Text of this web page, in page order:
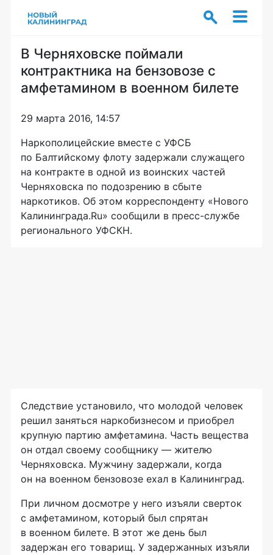
В Черняховске поймали
контрактника на бензовозе с
амфетамином в военном билете
29 марта 2016, 14:57
Наркополицейские вместе с УФСБ
по Балтийскому флоту задержали служащего
на контракте в одной из воинских частей
Черняховска по подозрению в сбыте
наркотиков. Об этом корреспонденту «Нового
Калининграда.Ru» сообщили в пресс-службе
регионального УФСКН.
Следствие установило, что молодой человек
решил заняться наркобизнесом и приобрел
крупную партию амфетамина. Часть вещества
он отдал своему сообщнику — жителю
Черняховска. Мужчину задержали, когда
он на военном бензовозе ехал в Калининград.
При личном досмотре у него изъяли сверток
с амфетамином, который был спрятан
в военном билете. В этот же день был
задержан его товарищ. У задержанных изъяли